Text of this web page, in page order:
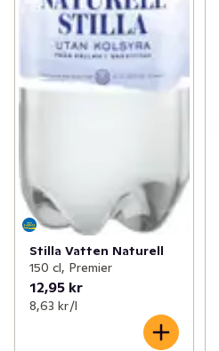
Stilla Vatten Naturell
150 cl, Premier
12,95 kr
8,63 kr /l